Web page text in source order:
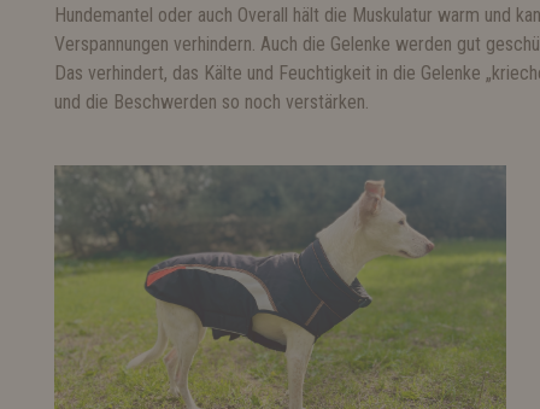
Hundemantel oder auch Overall hält die Muskulatur warm und
Verspannungen verhindern. Auch die Gelenke werden gut
Das verhindert, das Kälte und Feuchtigkeit in die Gelenke
und die Beschwerden so noch verstärken.